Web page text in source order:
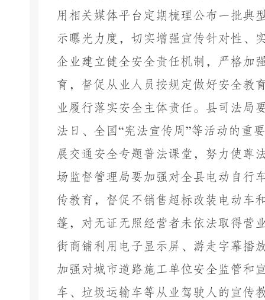
用相关媒体平台定期梳理公布一批典
示曝光力度，切实增强宣传针对性、
企业建立健全安全责任机制，严格加
育，督促从业人员按规定做好安全教
业履行落实安全主体责任。县司法局
法日、全国“宪法宣传周 ”等活动的重
展交通安全专题普法课堂，努力使尊
场监督管理局要加强对全县电动自行
传教育，督促不销售超标改装电动车
篷，对无证无照经营者未依法取得营
街商铺利用电子显示屏、游走字幕播
加强对城市道路施工单位安全监管和
车、垃圾运输车等从业驾驶人的宣传